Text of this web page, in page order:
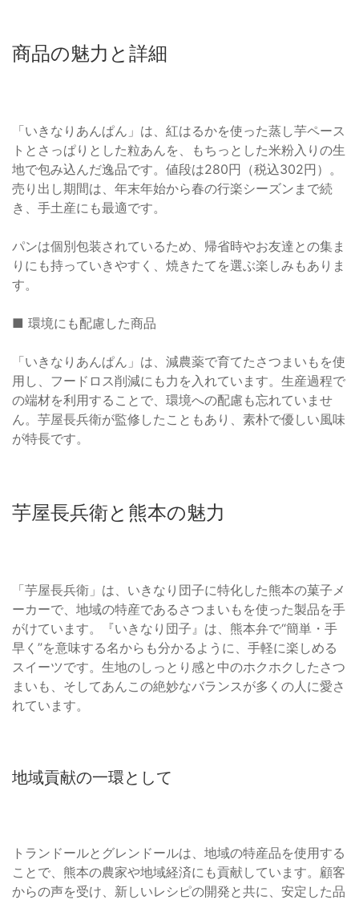
商品の魅力と詳細
「いきなりあんぱん」は、紅はるかを使った蒸し芋ペース
トとさっぱりとした粒あんを、もちっとした米粉入りの生
地で包み込んだ逸品です。値段は280円（税込302円）。
売り出し期間は、年末年始から春の行楽シーズンまで続
き、手土産にも最適です。
パンは個別包装されているため、帰省時やお友達との集ま
りにも持っていきやすく、焼きたてを選ぶ楽しみもありま
す。
■ 環境にも配慮した商品
「いきなりあんぱん」は、減農薬で育てたさつまいもを使
用し、フードロス削減にも力を入れています。生産過程で
の端材を利用することで、環境への配慮も忘れていませ
ん。芋屋長兵衛が監修したこともあり、素朴で優しい風味
が特長です。
芋屋長兵衛と熊本の魅力
「芋屋長兵衛」は、いきなり団子に特化した熊本の菓子メ
ーカーで、地域の特産であるさつまいもを使った製品を手
がけています。『いきなり団子』は、熊本弁で“簡単・手
早く”を意味する名からも分かるように、手軽に楽しめる
スイーツです。生地のしっとり感と中のホクホクしたさつ
まいも、そしてあんこの絶妙なバランスが多くの人に愛さ
れています。
地域貢献の一環として
トランドールとグレンドールは、地域の特産品を使用する
ことで、熊本の農家や地域経済にも貢献しています。顧客
からの声を受け、新しいレシピの開発と共に、安定した品